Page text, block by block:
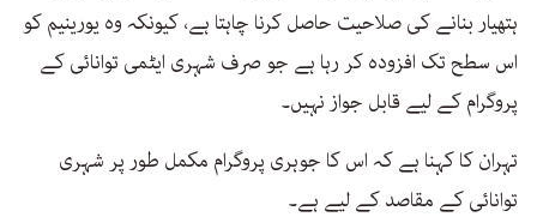
ہتھیار بنانے کی صلاحیت حاصل کرنا چاہتا ہے، کیونکہ وہ یورینیم کو
اس سطح تک افزودہ کر رہا ہے جو صرف شہری ایٹمی توانائی کے
پروگرام کے لیے قابل جواز نہیں۔
تہران کا کہنا ہے کہ اس کا جوہری پروگرام مکمل طور پر شہری
توانائی کے مقاصد کے لیے ہے۔